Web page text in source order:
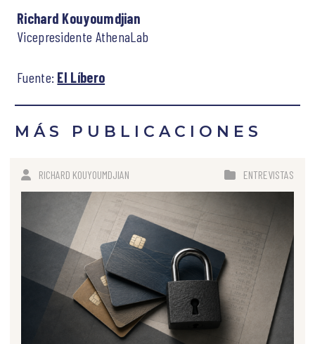
Richard Kouyoumdjian
Vicepresidente AthenaLab
Fuente: El Líbero
MÁS PUBLICACIONES
RICHARD KOUYOUMDJIAN ENTREVISTAS